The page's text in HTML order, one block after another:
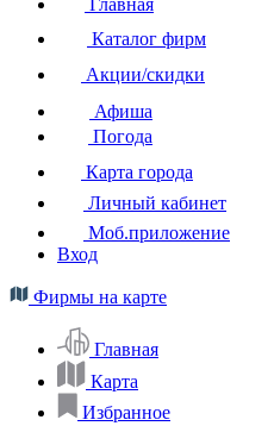
Главная
Каталог фирм
Акции/скидки
Афиша
Погода
Карта города
Личный кабинет
Моб.приложение
Вход
Фирмы на карте
Главная
Карта
Избранное